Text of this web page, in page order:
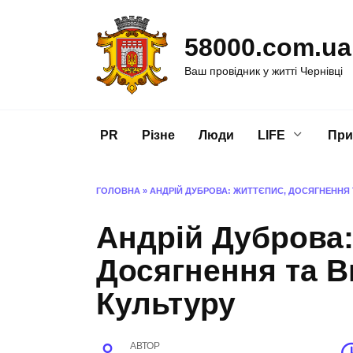
58000.com.ua
Ваш провідник у житті Чернівці
PR Різне Люди LIFE
ГОЛОВНА » АНДРІЙ ДУБРОВА: ЖИТТЄПИС, ДОСЯГНЕННЯ
Андрій
Досягнення та
Культуру
АВТОР